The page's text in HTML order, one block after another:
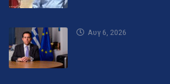
Αυγ 6, 2026